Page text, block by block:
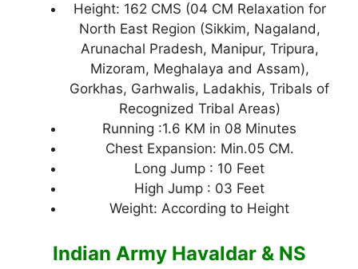
Height: 162 CMS (04 CM Relaxation for
North East Region (Sikkim, Nagaland,
Arunachal Pradesh, Manipur, Tripura,
Mizoram, Meghalaya and Assam),
Gorkhas, Garhwalis, Ladakhis, Tribals of
Recognized Tribal Areas)
Running :1.6 KM in 08 Minutes
Chest Expansion: Min.05 CM.
Long Jump : 10 Feet
High Jump : 03 Feet
Weight: According to Height
Indian Army Havaldar & NS